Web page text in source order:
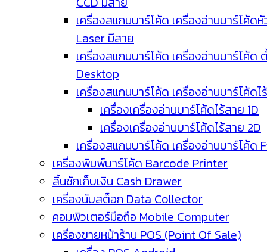
เครื่องสแกนบาร์โค้ด เครื่องอ่านบาร์โค้ด
Laser มีสาย
เครื่องสแกนบาร์โค้ด เครื่องอ่านบาร์โค้ด
Desktop
เครื่องสแกนบาร์โค้ด เครื่องอ่านบาร์โค้ดไ
เครื่องเครื่องอ่านบาร์โค้ดไร้สาย 1D
เครื่องเครื่องอ่านบาร์โค้ดไร้สาย 2D
เครื่องสแกนบาร์โค้ด เครื่องอ่านบาร์โค้ด
เครื่องพิมพ์บาร์โค้ด Barcode Printer
ลิ้นชักเก็บเงิน Cash Drawer
เครื่องนับสต็อก Data Collector
คอมพิวเตอร์มือถือ Mobile Computer
เครื่องขายหน้าร้าน POS (Point Of Sale)